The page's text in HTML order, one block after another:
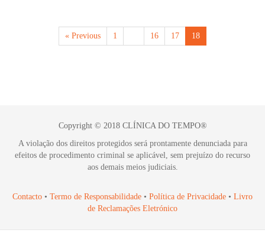
« Previous 1 16 17 18
Copyright © 2018 CLÍNICA DO TEMPO®
A violação dos direitos protegidos será prontamente denunciada para
efeitos de procedimento criminal se aplicável, sem prejuízo do recurso
aos demais meios judiciais.
Contacto • Termo de Responsabilidade • Política de Privacidade • Livro
de Reclamações Eletrónico